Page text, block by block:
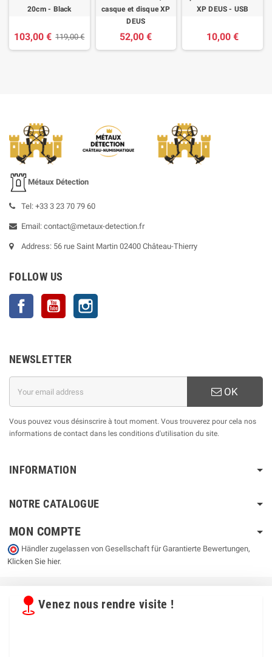
20cm - Black
103,00 € 119,00 €
casque et disque XP
DEUS
52,00 €
XP DEUS - USB
10,00 €
Métaux Détection
Tel: +33 3 23 70 79 60
Email: contact@metaux-detection.fr
Address: 56 rue Saint Martin 02400 Château-Thierry
FOLLOW US
Facebook YouTube
NEWSLETTER
OK
Vous pouvez vous désinscrire à tout moment. Vous trouverez pour cela nos
informations de contact dans les conditions d'utilisation du site.
INFORMATION
NOTRE CATALOGUE
MON COMPTE
Händler zugelassen von Gesellschaft für Garantierte Bewertungen,
Klicken Sie hier.
Venez nous rendre visite !